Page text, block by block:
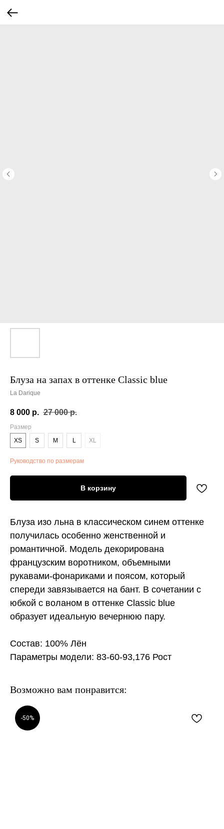
Блуза на запах в оттенке Classic blue
La Darique
8 000 р. 27 000 р.
Размер
XS
S M L XL
Руководство по размерам
В корзину
Блуза изо льна в классическом синем оттенке
получилась особенно женственной и
романтичной. Модель декорирована
французским воротником, объемными
рукавами-фонариками и поясом, который
спереди завязывается на бант. В сочетании с
юбкой с воланом в оттенке Classic blue
образует идеальную вечернюю пару.
Состав: 100% Лён
Параметры модели: 83-60-93,176 Рост
Возможно вам понравится:
-50%